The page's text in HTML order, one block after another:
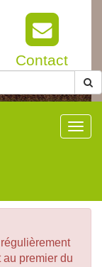
Contact
premier du